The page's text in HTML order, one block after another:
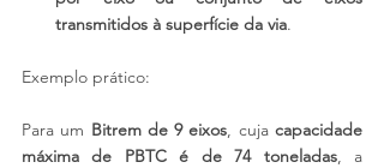
transmitidos à superfície da via.
Exemplo prático:
Para um Bitrem de 9 eixos, cuja capacidade
máxima de PBTC é de 74 toneladas, a